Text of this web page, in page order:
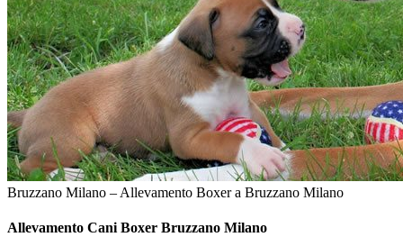
Bruzzano Milano – Allevamento Boxer a Bruzzano Milano
Allevamento Cani Boxer Bruzzano Milano